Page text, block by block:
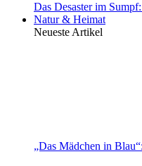
Das Desaster im
Natur & Heimat
Neueste Artikel
„Das Mädchen in